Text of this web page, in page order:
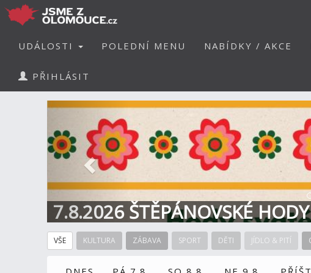
UDÁLOSTI POLEDNÍ MENU NABÍDKY / AKCE
PŘIHLÁSIT
7.8.2026 ŠTĚPÁNOVSKÉ
Předchozí
VŠE KULTURA ZÁBAVA SPORT DĚTI JÍDLO & PITÍ